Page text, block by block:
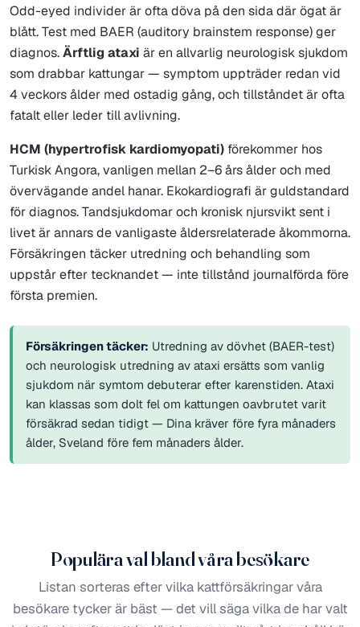
Odd-eyed individer är ofta döva på den sida där ögat är
blått. Test med BAER (auditory brainstem response) ger
diagnos.Ärftlig ataxi är en allvarlig neurologisk sjukdom
som drabbar kattungar — symptom uppträder redan vid
4 veckors ålder med ostadig gång, och tillståndet är ofta
fatalt eller leder till avlivning.
HCM (hypertrofisk kardiomyopati) förekommer hos
Turkisk Angora, vanligen mellan 2–6 års ålder och med
övervägande andel hanar. Ekokardiografi är guldstandard
för diagnos. Tandsjukdomar och kronisk njursvikt sent i
livet är annars de vanligaste åldersrelaterade åkommorna.
Försäkringen täcker utredning och behandling som
uppstår efter tecknandet — inte tillstånd journalförda före
första premien.
Försäkringen täcker: Utredning av dövhet (BAER-test)
och neurologisk utredning av ataxi ersätts som vanlig
sjukdom när symtom debuterar efter karenstiden. Ataxi
kan klassas som dolt fel om kattungen oavbrutet varit
försäkrad sedan tidigt — Dina kräver före fyra månaders
ålder, Sveland före fem månaders ålder.
Populära val bland våra besökare
Listan sorteras efter vilka kattförsäkringar våra
besökare tycker är bäst — det vill säga vilka de har valt